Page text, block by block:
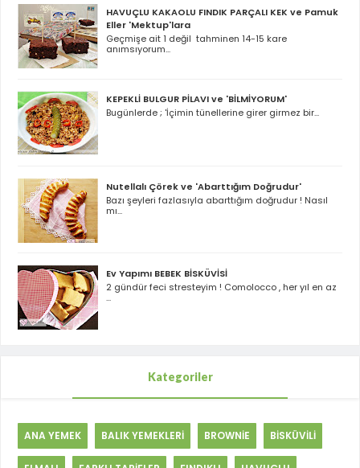
HAVUÇLU KAKAOLU FINDIK PARÇALI KEK ve Pamuk
Eller 'Mektup'lara
Geçmişe ait 1 değil tahminen 14-15 kare
anımsıyorum...
KEPEKLİ BULGUR PİLAVI ve 'BİLMİYORUM'
Bugünlerde ; 'İçimin tünellerine girer girmez bir...
Nutellalı Çörek ve 'Abarttığım Doğrudur'
Bazı şeyleri fazlasıyla abarttığım doğrudur ! Nasıl
mı...
Ev Yapımı BEBEK BİSKÜVİSİ
2 gündür feci stresteyim ! Comolocco , her yıl en az
...
Kategoriler
ANA YEMEK BALIK YEMEKLERİ BROWNİE BİSKÜVİLİ